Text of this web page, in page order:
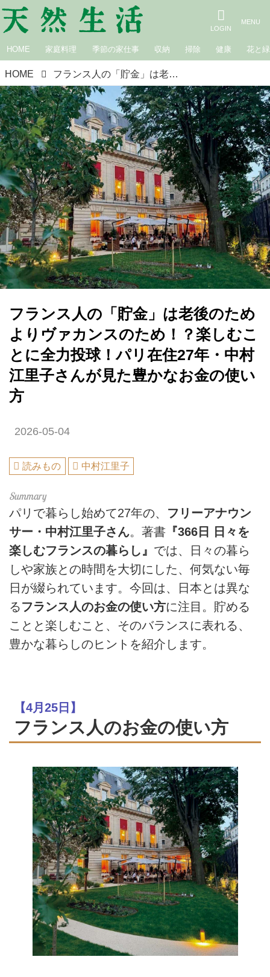
HOME 家庭料理 季節の家仕事 収納 掃除 健康 花と緑
HOME フランス人の「貯金」は老後のためよりヴァカンスのため！？楽しむことに全力投球！パリ在住27年・中村江里子さんが見た豊かなお金の使い方
フランス人の「貯金」は老後のため
よりヴァカンスのため！？楽しむこ
とに全力投球！パリ在住27年・中村
江里子さんが見た豊かなお金の使い
方
2026-05-04
読みもの 中村江里子
パリで暮らし始めて27年の、 フリーアナウン
サー・中村江里子さん。著書 『366日 日々を
楽しむフランスの暮らし』 では、日々の暮ら
しや家族との時間を大切にした、何気ない毎
日が綴られています。今回は、日本とは異な
るフランス人のお金の使い方に注目。貯める
ことと楽しむこと、そのバランスに表れる、
豊かな暮らしのヒントを紹介します。
【4月25日】
フランス人のお金の使い方